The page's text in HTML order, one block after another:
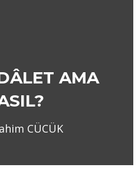
AMA
CÜCÜK